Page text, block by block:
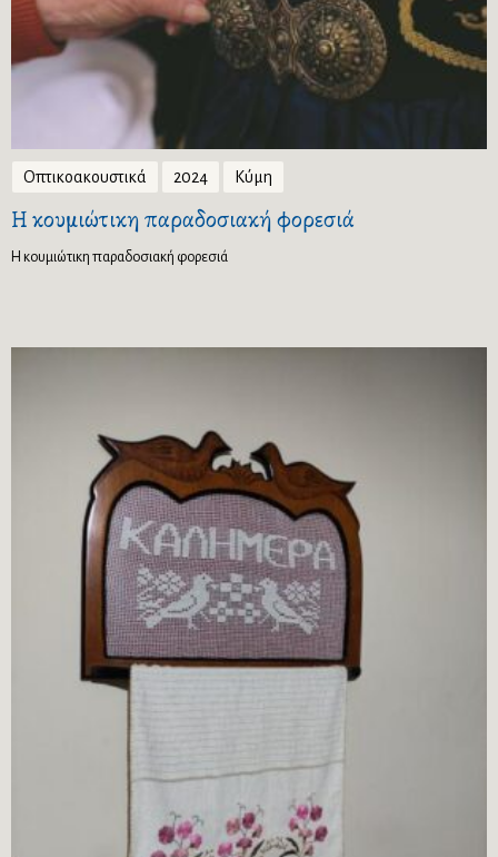
Οπτικοακουστικά 2024 Κύμη
Η κουμιώτικη παραδοσιακή φορεσιά
Η κουμιώτικη παραδοσιακή φορεσιά